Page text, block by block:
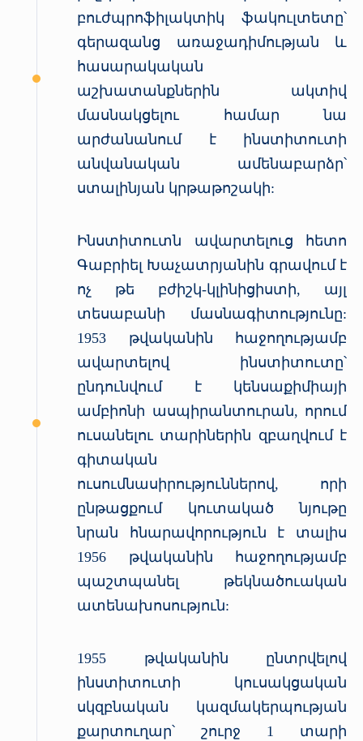
բուժպրոֆիլակտիկ ֆակուլտետը՝
գերազանց առաջադիմության և
հասարակական
աշխատանքներին ակտիվ
մասնակցելու համար նա
արժանանում է ինստիտուտի
անվանական ամենաբարձր՝
ստալինյան կրթաթոշակի:
Ինստիտուտն ավարտելուց հետո
Գաբրիել Խաչատրյանին գրավում է
ոչ թե բժիշկ-կլինիցիստի, այլ
տեսաբանի մասնագիտությունը:
1953 թվականին հաջողությամբ
ավարտելով ինստիտուտը՝
ընդունվում է կենսաքիմիայի
ամբիոնի ասպիրանտուրան, որում
ուսանելու տարիներին զբաղվում է
գիտական
ուսումնասիրություններով, որի
ընթացքում կուտակած նյութը
նրան հնարավորություն է տալիս
1956 թվականին հաջողությամբ
պաշտպանել թեկնածուական
ատենախոսություն:
1955 թվականին ընտրվելով
ինստիտուտի կուսակցական
սկզբնական կազմակերպության
քարտուղար՝ շուրջ 1 տարի